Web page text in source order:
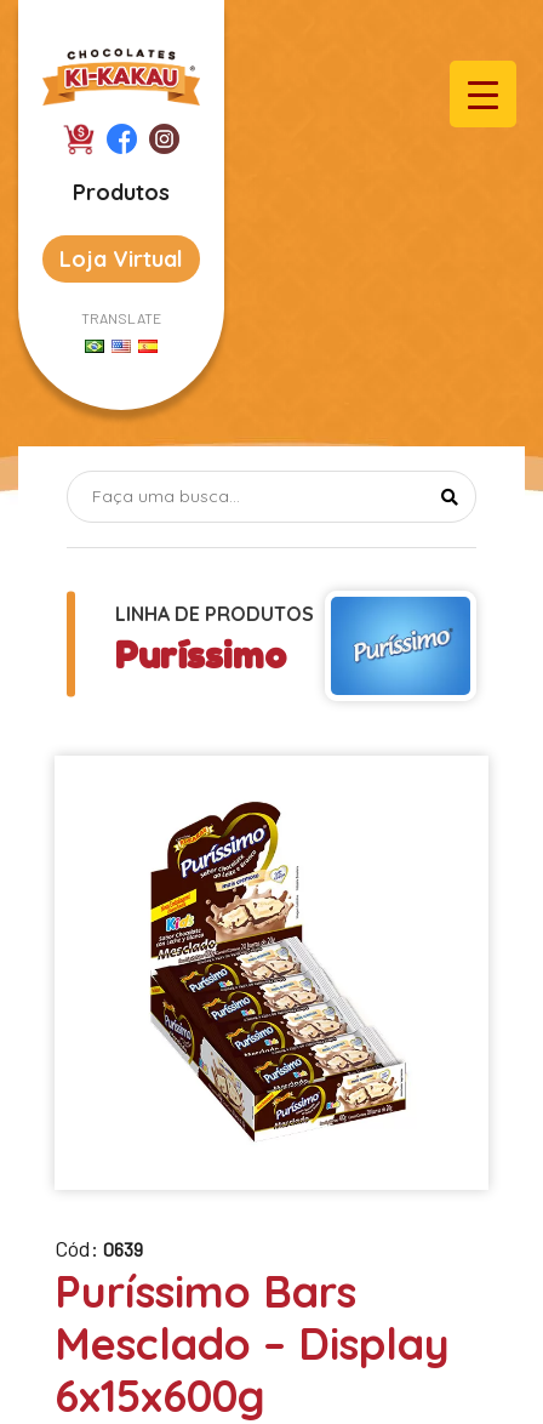
Produtos
Loja Virtual
TRANSLATE
LINHA DE PRODUTOS
Puríssimo
Cód: 0639
Puríssimo Bars
Mesclado – Display
6x15x600g